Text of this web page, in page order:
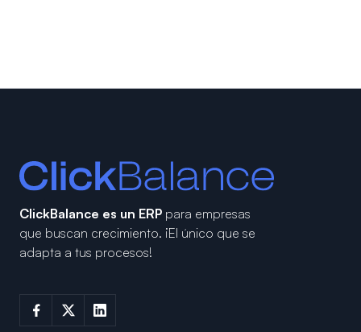
ClickBalance es un ERP para empresas
que buscan crecimiento. ¡El único que se
adapta a tus procesos!